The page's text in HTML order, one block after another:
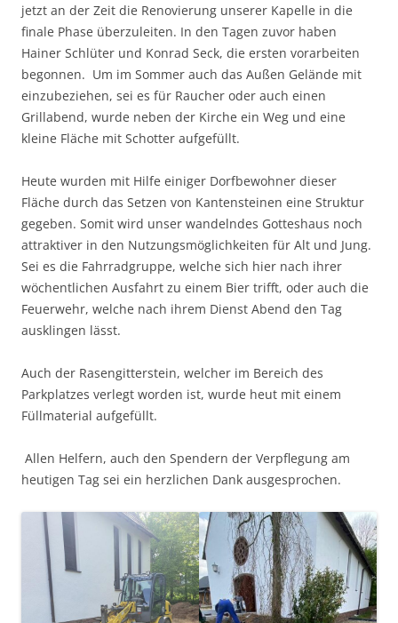
jetzt an der Zeit die Renovierung unserer Kapelle in die
finale Phase überzuleiten. In den Tagen zuvor haben
Hainer Schlüter und Konrad Seck, die ersten vorarbeiten
begonnen. Um im Sommer auch das Außen Gelände mit
einzubeziehen, sei es für Raucher oder auch einen
Grillabend, wurde neben der Kirche ein Weg und eine
kleine Fläche mit Schotter aufgefüllt.
Heute wurden mit Hilfe einiger Dorfbewohner dieser
Fläche durch das Setzen von Kantensteinen eine Struktur
gegeben. Somit wird unser wandelndes Gotteshaus noch
attraktiver in den Nutzungsmöglichkeiten für Alt und Jung.
Sei es die Fahrradgruppe, welche sich hier nach ihrer
wöchentlichen Ausfahrt zu einem Bier trifft, oder auch die
Feuerwehr, welche nach ihrem Dienst Abend den Tag
ausklingen lässt.
Auch der Rasengitterstein, welcher im Bereich des
Parkplatzes verlegt worden ist, wurde heut mit einem
Füllmaterial aufgefüllt.
Allen Helfern, auch den Spendern der Verpflegung am
heutigen Tag sei ein herzlichen Dank ausgesprochen.